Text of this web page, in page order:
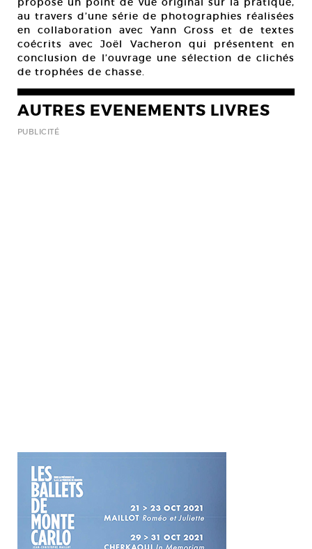
au travers d’une série de photographies réalisées
en collaboration avec Yann Gross et de textes
coécrits avec Joël Vacheron qui présentent en
conclusion de l’ouvrage une sélection de clichés
de trophées de chasse.
AUTRES EVENEMENTS LIVRES
PUBLICITÉ